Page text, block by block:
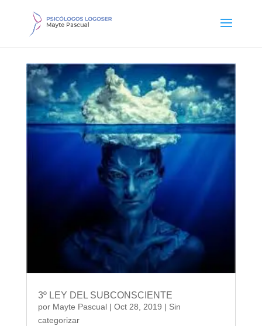
3º LEY DEL SUBCONSCIENTE
por Mayte Pascual| Oct 28, 2019 | Sin
categorizar